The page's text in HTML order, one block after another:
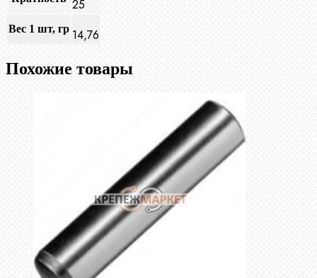
25
Вес 1 шт, гр 14,76
Похожие товары